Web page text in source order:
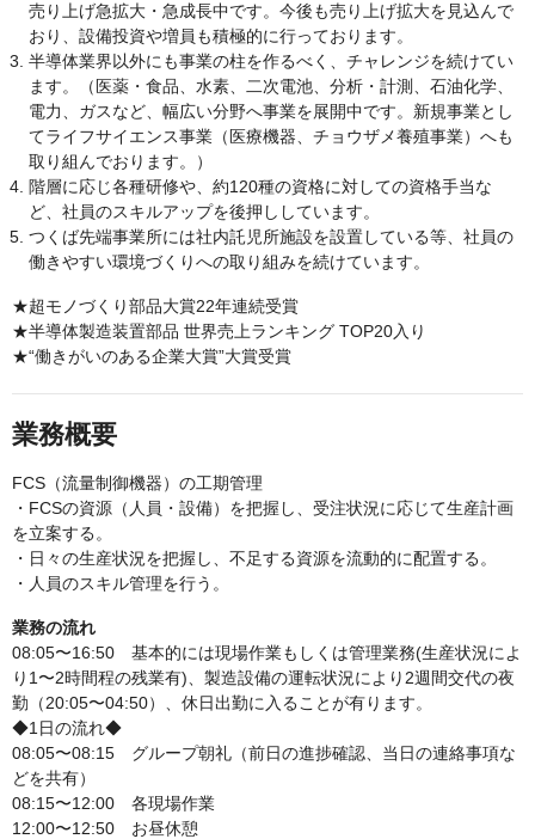
売り上げ急拡大・急成長中です。今後も売り上げ拡大を見込んで
おり、設備投資や増員も積極的に行っております。
半導体業界以外にも事業の柱を作るべく、チャレンジを続けてい
ます。（医薬・食品、水素、二次電池、分析・計測、石油化学、
電力、ガスなど、幅広い分野へ事業を展開中です。新規事業とし
てライフサイエンス事業（医療機器、チョウザメ養殖事業）へも
取り組んでおります。）
階層に応じ各種研修や、約120種の資格に対しての資格手当な
ど、社員のスキルアップを後押ししています。
つくば先端事業所には社内託児所施設を設置している等、社員の
働きやすい環境づくりへの取り組みを続けています。
★超モノづくり部品大賞22年連続受賞
★半導体製造装置部品 世界売上ランキング TOP20入り
★“働きがいのある企業大賞”大賞受賞
業務概要
FCS（流量制御機器）の工期管理
・FCSの資源（人員・設備）を把握し、受注状況に応じて生産計画
を立案する。
・日々の生産状況を把握し、不足する資源を流動的に配置する。
・人員のスキル管理を行う。
業務の流れ
08:05〜16:50 基本的には現場作業もしくは管理業務(生産状況によ
り1〜2時間程の残業有)、製造設備の運転状況により2週間交代の夜
勤（20:05〜04:50）、休日出勤に入ることが有ります。
◆1日の流れ◆
08:05〜08:15 グループ朝礼（前日の進捗確認、当日の連絡事項な
どを共有）
08:15〜12:00 各現場作業
12:00〜12:50 お昼休憩